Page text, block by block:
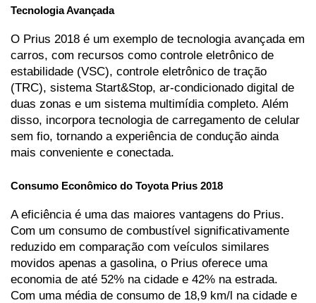
Tecnologia Avançada
O Prius 2018 é um exemplo de tecnologia avançada em
carros, com recursos como controle eletrônico de
estabilidade (VSC), controle eletrônico de tração
(TRC), sistema Start&Stop, ar-condicionado digital de
duas zonas e um sistema multimídia completo. Além
disso, incorpora tecnologia de carregamento de celular
sem fio, tornando a experiência de condução ainda
mais conveniente e conectada.
Consumo Econômico do Toyota Prius 2018
A eficiência é uma das maiores vantagens do Prius.
Com um consumo de combustível significativamente
reduzido em comparação com veículos similares
movidos apenas a gasolina, o Prius oferece uma
economia de até 52% na cidade e 42% na estrada.
Com uma média de consumo de 18,9 km/l na cidade e